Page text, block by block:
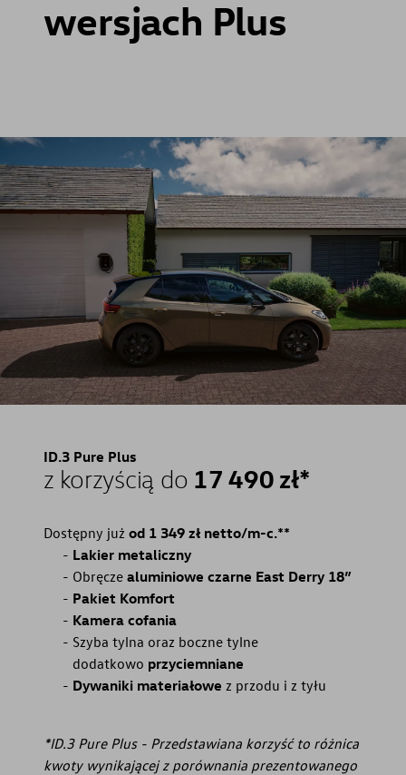
wersjach Plus
ID.3 Pure Plus
z korzyścią do 17 490 zł*
Dostępny już od 1 349 zł netto/m-c.**
Lakier metaliczny
Obręcze aluminiowe czarne East Derry 18”
Pakiet Komfort
Kamera cofania
Szyba tylna oraz boczne tylne
dodatkowo przyciemniane
Dywaniki materiałowe z przodu i z tyłu
*ID.3 Pure Plus - Przedstawiana korzyść to różnica
kwoty wynikającej z porównania prezentowanego